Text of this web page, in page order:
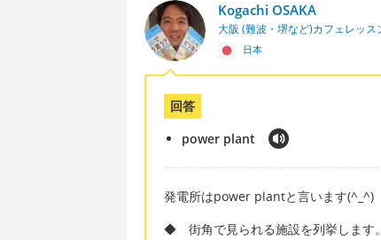
Kogachi OSAKA
大阪 (難波・堺など)カフェレッ
日本
回答
power plant
発電所はpower plantと言います(^_^)
◆ 街角で見られる施設を列挙します。